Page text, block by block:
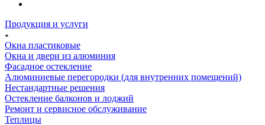
Продукция и услуги
Окна пластиковые
Окна и двери из алюминия
Фасадное остекление
Алюминиевые перегородки (для внутренних помещений)
Нестандартные решения
Остекление балконов и лоджий
Ремонт и сервисное обслуживание
Теплицы